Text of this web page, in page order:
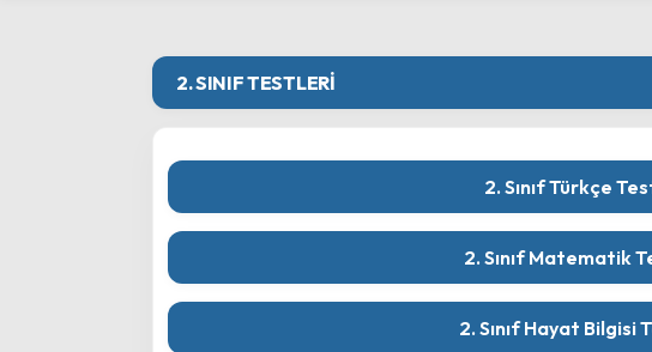
2. SINIF TESTLERI
2. Sınıf Türkçe
2. Sınıf Matematik
2. Sınıf Hayat Bilgisi